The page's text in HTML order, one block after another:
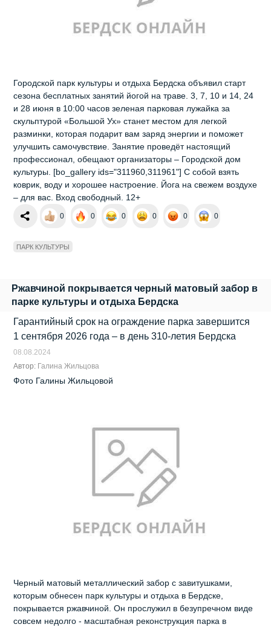
Городской парк культуры и отдыха Бердска объявил старт
сезона бесплатных занятий йогой на траве. 3, 7, 10 и 14, 24
и 28 июня в 10:00 часов зеленая парковая лужайка за
скульптурой «Большой Ух» станет местом для легкой
разминки, которая подарит вам заряд энергии и поможет
улучшить самочувствие. Занятие проведёт настоящий
профессионал, обещают организаторы – Городской дом
культуры. [bo_gallery ids="311960,311961"] С собой взять
коврик, воду и хорошее настроение. Йога на свежем воздухе
– для вас. Вход свободный. 12+
0 0 0 0 0 0
ПАРК КУЛЬТУРЫ
Ржавчиной покрывается черный матовый забор в
парке культуры и отдыха Бердска
Гарантийный срок на ограждение парка завершится
1 сентября 2026 года – в день 310-летия Бердска
08.08.2024
Автор: Галина Жильцова
Фото Галины Жильцовой
Черный матовый металлический забор с завитушками,
которым обнесен парк культуры и отдыха в Бердске,
покрывается ржавчиной. Он прослужил в безупречном виде
совсем недолго - масштабная реконструкция парка в